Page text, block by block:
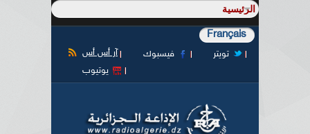
Français
آر أس أس فيسبوك
تويتر
يوتيوب